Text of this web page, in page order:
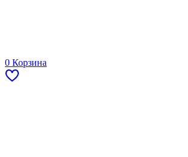
0 Корзина